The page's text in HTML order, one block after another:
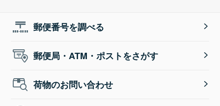
郵便番号を調べる
郵便局・ATM・ポストをさがす
荷物のお問い合わせ